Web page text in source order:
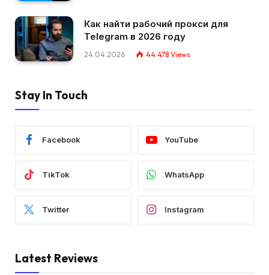
Как найти рабочий прокси для
Telegram в 2026 году
24.04.2026 44 478 Views
Stay In Touch
Facebook YouTube
TikTok WhatsApp
Twitter Instagram
Latest Reviews